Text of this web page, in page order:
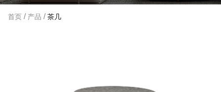
首页 / 产品 / 茶几